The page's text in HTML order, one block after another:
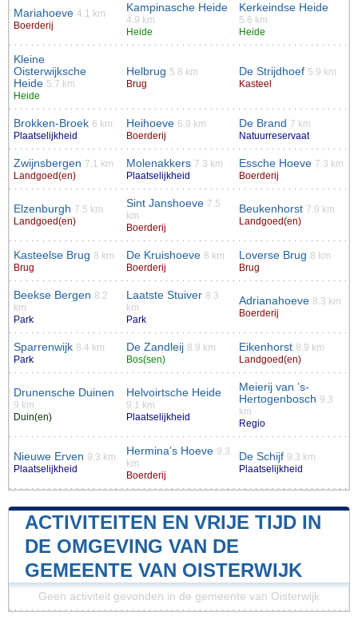
Mariahoeve 4.1 km
Boerderij
Kampinasche Heide
4.9 km
Heide
Kerkeindse Heide
5.6 km
Heide
Kleine
Oisterwijksche
Heide 5.7 km
Heide
Helbrug 5.8 km
Brug
De Strijdhoef 5.9 km
Kasteel
Brokken-Broek 6 km
Plaatselijkheid
Heihoeve 6.9 km
Boerderij
De Brand 7 km
Natuurreservaat
Zwijnsbergen 7.1 km
Landgoed(en)
Molenakkers 7.3 km
Plaatselijkheid
Essche Hoeve 7.3 km
Boerderij
Elzenburgh 7.5 km
Landgoed(en)
Sint Janshoeve 7.5
km
Boerderij
Beukenhorst 7.9 km
Landgoed(en)
Kasteelse Brug 8 km
Brug
De Kruishoeve 8 km
Boerderij
Loverse Brug 8 km
Brug
Beekse Bergen 8.2
km
Park
Laatste Stuiver 8.3
km
Park
Adrianahoeve 8.3 km
Boerderij
Sparrenwijk 8.4 km
Park
De Zandleij 8.9 km
Bos(sen)
Eikenhorst 8.9 km
Landgoed(en)
Drunensche Duinen
9 km
Duin(en)
Helvoirtsche Heide
9.1 km
Plaatselijkheid
Meierij van ’s-
Hertogenbosch 9.3
km
Regio
Nieuwe Erven 9.3 km
Plaatselijkheid
Hermina’s Hoeve 9.3
km
Boerderij
De Schijf 9.3 km
Plaatselijkheid
ACTIVITEITEN EN VRIJE TIJD IN
DE OMGEVING VAN DE
GEMEENTE VAN OISTERWIJK
Geen activiteit gevonden in de gemeente van Oisterwijk